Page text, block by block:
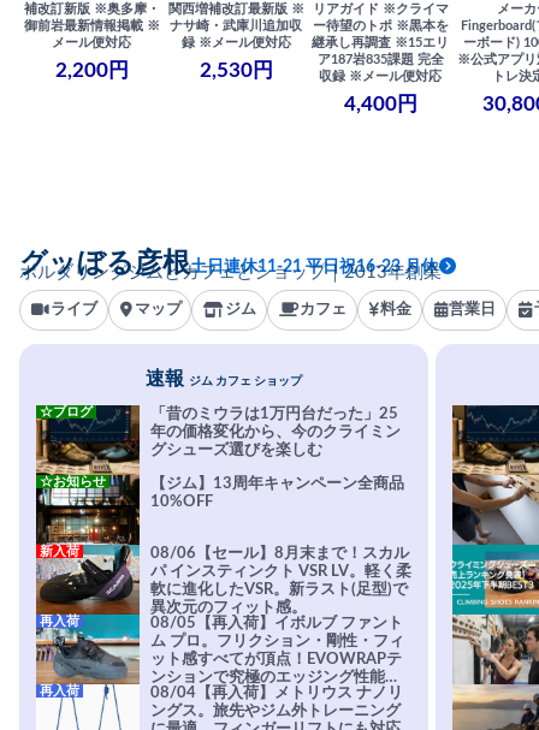
補改訂新版 ※奥多摩・
御前岩最新情報掲載 ※
メール便対応
2,200円
関西増補改訂最新版 ※
ナサ崎・武庫川追加収
録 ※メール便対応
2,530円
リアガイド ※クライマ
ー待望のトポ ※黒本を
継承し再調査 ※15エリ
ア187岩835課題 完全
収録 ※メール便対応
4,400円
メーカ
ーボード)
※公式アプ
トレ決
ボルダリングジムとカフェとショップ｜2013年創業
グッぼる彦根土日連休11-21 平日祝16-23 月休
ライブ マップ ジム カフェ 料金 営業日
速報 ジム カフェ ショップ
「昔のミウラは1万円台だった」25
年の価格変化から、今のクライミン
グシューズ選びを楽しむ
☆ブログ
【ジム】13周年キャンペーン全商品
10%OFF
☆お知らせ
08/06【セール】8月末まで！スカル
パ インスティンクト VSR LV。軽く柔
軟に進化したVSR。新ラスト(足型)で
異次元のフィット感。
新入荷
08/05【再入荷】イボルブ ファント
ム プロ。フリクション・剛性・フィ
ット感すべてが頂点！EVOWRAPテ
ンションで究極のエッジング性能を
実現。進化系ラバーEvo-74はTRAX
を凌駕する粘着力で極小ホールドに
再入荷
08/04【再入荷】メトリウス ナノリ
ングス。旅先やジム外トレーニング
再入荷